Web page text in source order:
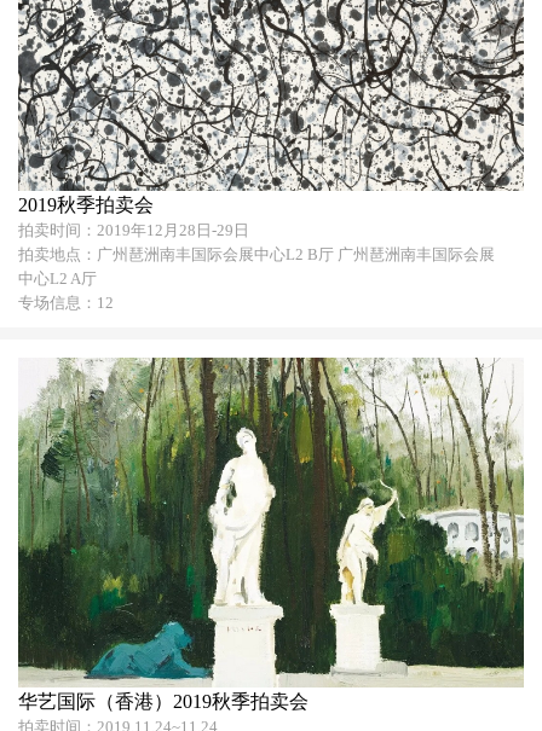
2019秋季拍卖会
拍卖时间：2019年12月28日-29日
拍卖地点：广州琶洲南丰国际会展中心L2 B厅 广州琶洲南丰国际会展
中心L2 A厅
专场信息：12
华艺国际（香港）2019秋季拍卖会
拍卖时间：2019.11.24~11.24